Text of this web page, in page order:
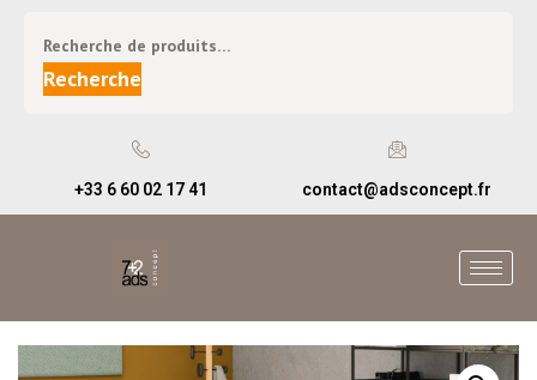
Recherche
+33 6 60 02 17 41 contact@adsconcept.fr